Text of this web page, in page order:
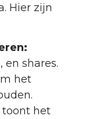
Hier zijn
en shares.
het
toont het